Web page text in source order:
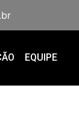
EQUIPE